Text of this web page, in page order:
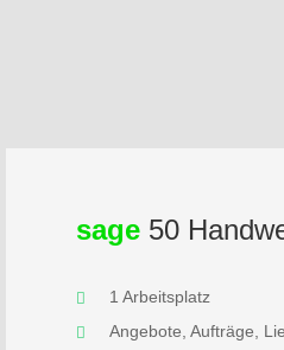
sage 50
1 Arbeitsplatz
Angebote, Aufträge,